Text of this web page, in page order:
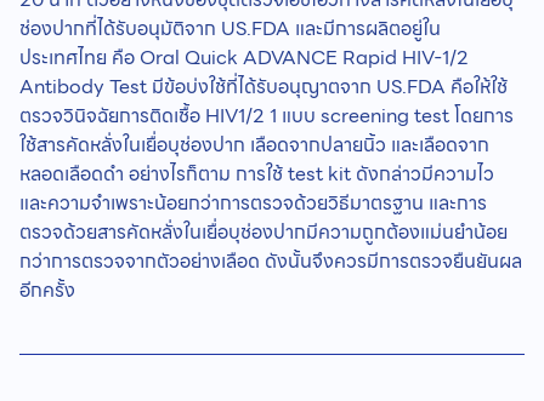
ช่องปากที่ได้รับอนุมัติจาก US.FDA และมีการผลิตอยู่ใน
ประเทศไทย คือ Oral Quick ADVANCE Rapid HIV-1/2
Antibody Test มีข้อบ่งใช้ที่ได้รับอนุญาตจาก US.FDA คือให้ใช้
ตรวจวินิจฉัยการติดเชื้อ HIV1/2 1 แบบ screening test โดยการ
ใช้สารคัดหลั่งในเยื่อบุช่องปาก เลือดจากปลายนิ้ว และเลือดจาก
หลอดเลือดดำ อย่างไรก็ตาม การใช้ test kit ดังกล่าวมีความไว
และความจำเพราะน้อยกว่าการตรวจด้วยวิธีมาตรฐาน และการ
ตรวจด้วยสารคัดหลั่งในเยื่อบุช่องปากมีความถูกต้องแม่นยำน้อย
กว่าการตรวจจากตัวอย่างเลือด ดังนั้นจึงควรมีการตรวจยืนยันผล
อีกครั้ง